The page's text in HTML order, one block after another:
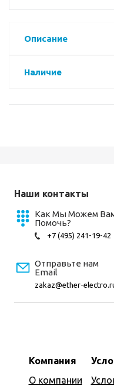
Описание
Наличие
Наши контакты
Как Мы Можем
Помочь?
+7 (495) 241-19-42
Отправьте нам
Email
zakaz@ether-
Компания
О компании